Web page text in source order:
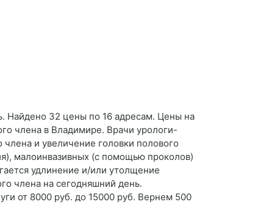
Найдено 32 цены по 16 адресам. Цены на
члена в Владимире. Врачи урологи-
и увеличение головки полового
малоинвазивных (с помощью проколов)
удлинение и/или утолщение
члена на сегодняшний день.
от 8000 руб. до 15000 руб. Вернем 500